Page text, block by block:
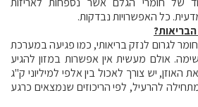
כל האפשרויות נבדקות.
לגרום לנזק בריאותי, כמו פגיעה במערכת
אולם מעשית אין אפשרות במזון להגיע
האוזן, יש צורך לאכול בין אלפי למיליוני ק"ג
להרעיל, לפי הריכוזים שנמצאים כרגע